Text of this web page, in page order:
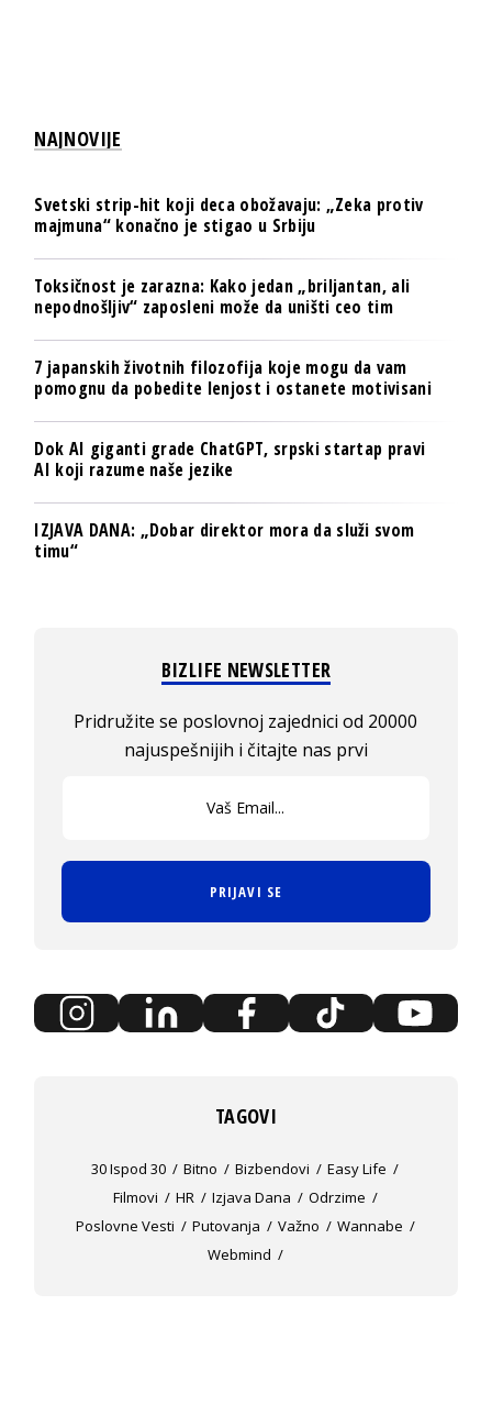
NAJNOVIJE
Svetski strip-hit koji deca obožavaju: „Zeka protiv
majmuna“ konačno je stigao u Srbiju
Toksičnost je zarazna: Kako jedan „briljantan, ali
nepodnošljiv“ zaposleni može da uništi ceo tim
7 japanskih životnih filozofija koje mogu da vam
pomognu da pobedite lenjost i ostanete motivisani
Dok AI giganti grade ChatGPT, srpski startap pravi
AI koji razume naše jezike
IZJAVA DANA: „Dobar direktor mora da služi svom
timu“
BIZLIFE NEWSLETTER
Pridružite se poslovnoj zajednici od 20000
najuspešnijih i čitajte nas prvi
PRIJAVI SE
TAGOVI
30 Ispod 30 Bitno Bizbendovi
Easy Life
Filmovi
HR Izjava Dana
Odrzime
Poslovne Vesti
Putovanja Važno
Wannabe
Webmind